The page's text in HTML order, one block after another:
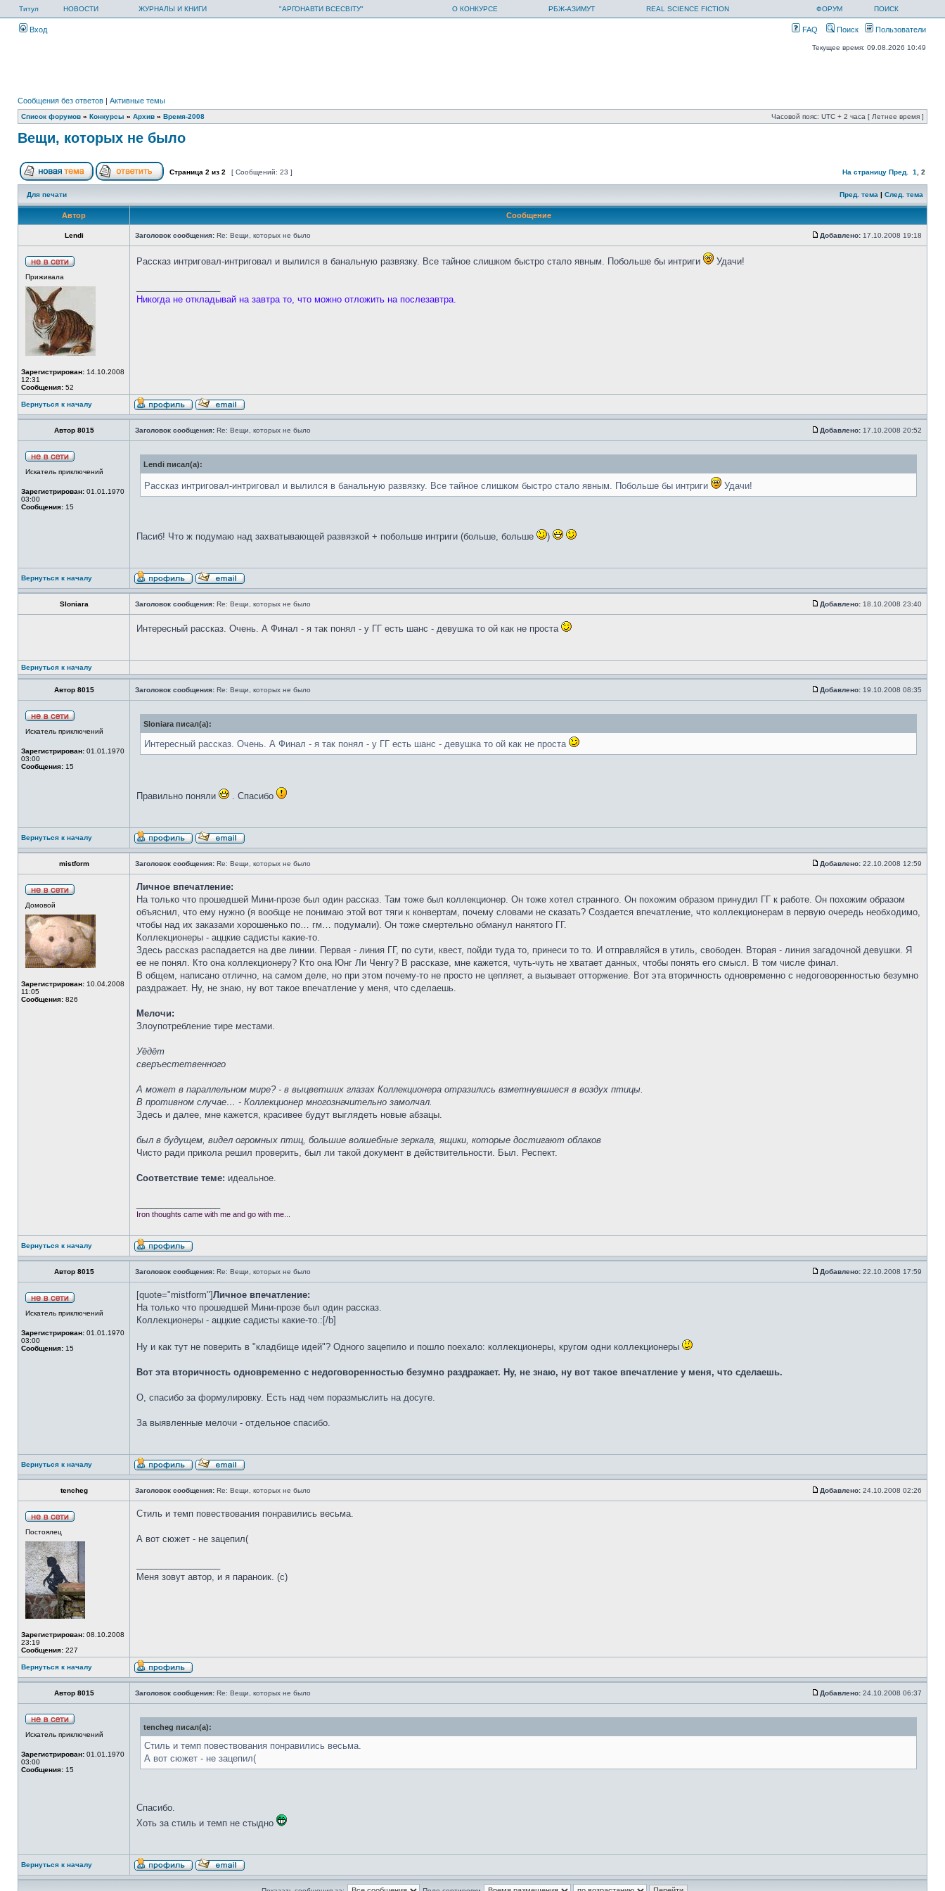
Титул НОВОСТИ ЖУРНАЛЫ И КНИГИ "АРГОНАВТИ ВСЕСВІТУ" О КОНКУРСЕ РБЖ-АЗИМУТ REAL SCIENCE FICTION ФОРУМ ПОИСК
Вход FAQ Поиск Пользователи
Текущее время: 09.08.2026 10:49
Сообщения без ответов | Активные темы
Список форумов » Конкурсы » Архив » Время-2008 Часовой пояс: UTC + 2 часа [ Летнее время ]
Вещи, которых не было
Страница 2 из 2 [ Сообщений: 23 ] На страницу Пред. 1 2
Для печати Пред. тема | След. тема
Автор Сообщение
Lendi Заголовок сообщения: Re: Вещи, которых не было Добавлено: 17.10.2008 19:18
Приживала
Зарегистрирован: 14.10.2008
12:31
Сообщения: 52
Рассказ интриговал-интриговал и вылился в банальную развязку. Все тайное слишком быстро стало явным. Побольше бы интриги Удачи!
Никогда не откладывай на завтра то, что можно отложить на послезавтра.
Вернуться к началу
Автор 8015 Заголовок сообщения: Re: Вещи, которых не было Добавлено: 17.10.2008 20:52
Искатель приключений
Зарегистрирован: 01.01.1970
03:00
Сообщения: 15
Lendi писал(а):
Рассказ интриговал-интриговал и вылился в банальную развязку. Все тайное слишком быстро стало явным. Побольше бы интриги Удачи!
Пасиб! Что ж подумаю над захватывающей развязкой + побольше интриги (больше, больше )
Вернуться к началу
Sloniara Заголовок сообщения: Re: Вещи, которых не было Добавлено: 18.10.2008 23:40
Интерeсный рассказ. Очень. А Финал - я так понял - у ГГ есть шанс - девушка то ой как не проста
Вернуться к началу
Автор 8015 Заголовок сообщения: Re: Вещи, которых не было Добавлено: 19.10.2008 08:35
Искатель приключений
Зарегистрирован: 01.01.1970
03:00
Сообщения: 15
Sloniara писал(а):
Интерeсный рассказ. Очень. А Финал - я так понял - у ГГ есть шанс - девушка то ой как не проста
Правильно поняли . Спасибо
Вернуться к началу
mistform Заголовок сообщения: Re: Вещи, которых не было Добавлено: 22.10.2008 12:59
Домовой
Зарегистрирован: 10.04.2008
11:05
Сообщения: 826
Личное впечатление:
На только что прошедшей Мини-прозе был один рассказ. Там тоже был коллекционер. Он тоже хотел странного. Он похожим образом принудил ГГ к работе. Он похожим образом
объяснил, что ему нужно (я вообще не понимаю этой вот тяги к конвертам, почему словами не сказать? Создается впечатление, что коллекционерам в первую очередь необходимо,
чтобы над их заказами хорошенько по… гм… подумали). Он тоже смертельно обманул нанятого ГГ.
Коллекционеры - аццкие садисты какие-то.
Здесь рассказ распадается на две линии. Первая - линия ГГ, по сути, квест, пойди туда то, принеси то то. И отправляйся в утиль, свободен. Вторая - линия загадочной девушки. Я
ее не понял. Кто она коллекционеру? Кто она Юнг Ли Ченгу? В рассказе, мне кажется, чуть-чуть не хватает данных, чтобы понять его смысл. В том числе финал.
В общем, написано отлично, на самом деле, но при этом почему-то не просто не цепляет, а вызывает отторжение. Вот эта вторичность одновременно с недоговоренностью безумно
раздражает. Ну, не знаю, ну вот такое впечатление у меня, что сделаешь.
Мелочи:
Злоупотребление тире местами.
Уёдёт
сверъестетвенного
А может в параллельном мире? - в выцветших глазах Коллекционера отразились взметнувшиеся в воздух птицы.
В противном случае… - Коллекционер многозначительно замолчал.
Здесь и далее, мне кажется, красивее будут выглядеть новые абзацы.
был в будущем, видел огромных птиц, большие волшебные зеркала, ящики, которые достигают облаков
Чисто ради прикола решил проверить, был ли такой документ в действительности. Был. Респект.
Соответствие теме: идеальное.
Iron thoughts came with me and go with me...
Вернуться к началу
Автор 8015 Заголовок сообщения: Re: Вещи, которых не было Добавлено: 22.10.2008 17:59
Искатель приключений
Зарегистрирован: 01.01.1970
03:00
Сообщения: 15
[quote="mistform"]Личное впечатление:
На только что прошедшей Мини-прозе был один рассказ.
Коллекционеры - аццкие садисты какие-то.:[/b]
Ну и как тут не поверить в "кладбище идей"? Одного зацепило и пошло поехало: коллекционеры, кругом одни коллекционеры
Вот эта вторичность одновременно с недоговоренностью безумно раздражает. Ну, не знаю, ну вот такое впечатление у меня, что сделаешь.
О, спасибо за формулировку. Есть над чем поразмыслить на досуге.
За выявленные мелочи - отдельное спасибо.
Вернуться к началу
tencheg Заголовок сообщения: Re: Вещи, которых не было Добавлено: 24.10.2008 02:26
Постоялец
Зарегистрирован: 08.10.2008
23:19
Сообщения: 227
Стиль и темп повествования понравились весьма.
А вот сюжет - не зацепил(
Меня зовут автор, и я параноик. (с)
Вернуться к началу
Автор 8015 Заголовок сообщения: Re: Вещи, которых не было Добавлено: 24.10.2008 06:37
Искатель приключений
Зарегистрирован: 01.01.1970
03:00
Сообщения: 15
tencheg писал(а):
Стиль и темп повествования понравились весьма.
А вот сюжет - не зацепил(
Спасибо.
Хоть за стиль и темп не стыдно
Вернуться к началу